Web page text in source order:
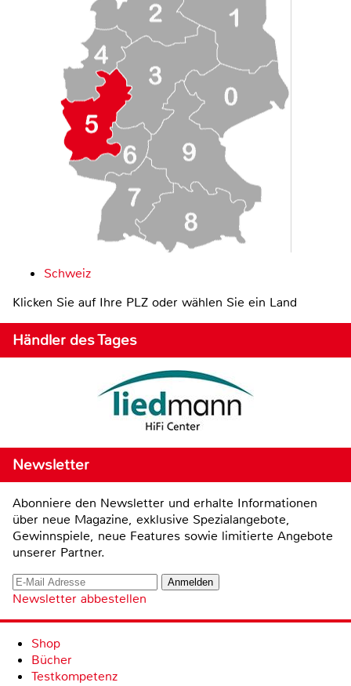
Schweiz
Klicken Sie auf Ihre PLZ oder wählen Sie ein Land
Händler des Tages
Newsletter
Abonniere den Newsletter und erhalte Informationen
über neue Magazine, exklusive Spezialangebote,
Gewinnspiele, neue Features sowie limitierte Angebote
unserer Partner.
Newsletter abbestellen
Shop
Bücher
Testkompetenz